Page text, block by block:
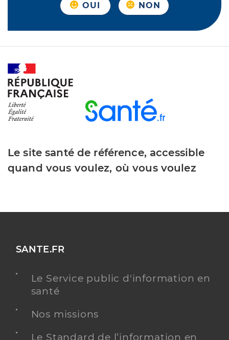
OUI NON
Le site santé de référence, accessible
quand vous voulez, où vous voulez
SANTE.FR
Le Service public d'information en
santé
Nos missions
Le Standard de l’information en